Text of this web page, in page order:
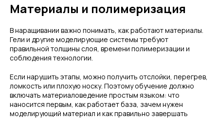
Материалы и полимеризация
В наращивании важно понимать, как работают материалы.
Гели и другие моделирующие системы требуют
правильной толщины слоя, времени полимеризации и
соблюдения технологии.
Если нарушить этапы, можно получить отслойки, перегрев,
ломкость или плохую носку. Поэтому обучение должно
включать материаловедение простым языком: что
наносится первым, как работает база, зачем нужен
моделирующий материал и как правильно завершать